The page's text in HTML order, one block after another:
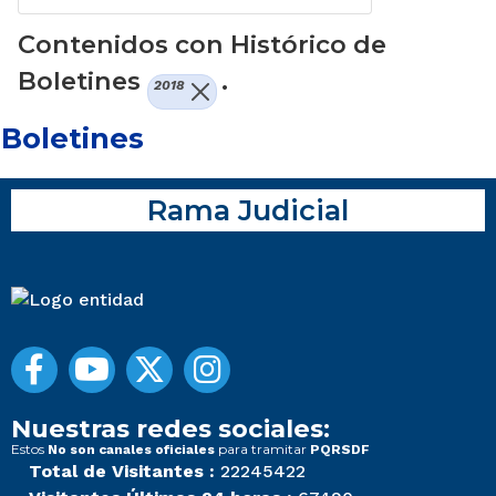
Contenidos con Histórico de
Boletines
2018 .
Boletines
Rama Judicial
Nuestras redes sociales:
Estos No son canales oficiales para tramitar PQRSDF
Total de Visitantes : 22245422